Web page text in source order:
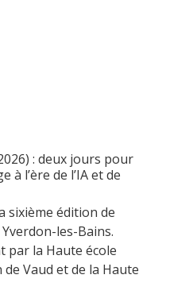
: deux jours pour
à l’ère de l’IA et de
sixième édition de
les-Bains.
par la Haute école
Vaud et de la Haute